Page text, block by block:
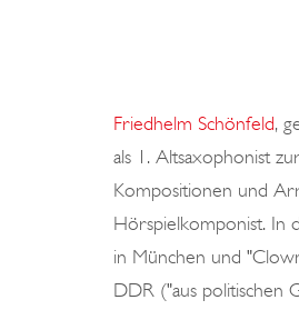
Friedhelm Schönfeld,
als 1. Altsaxophonist
Kompositionen und
Hörspielkomponist. In
in München und
DDR ("aus politischen